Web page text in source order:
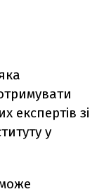
експертів зі
у